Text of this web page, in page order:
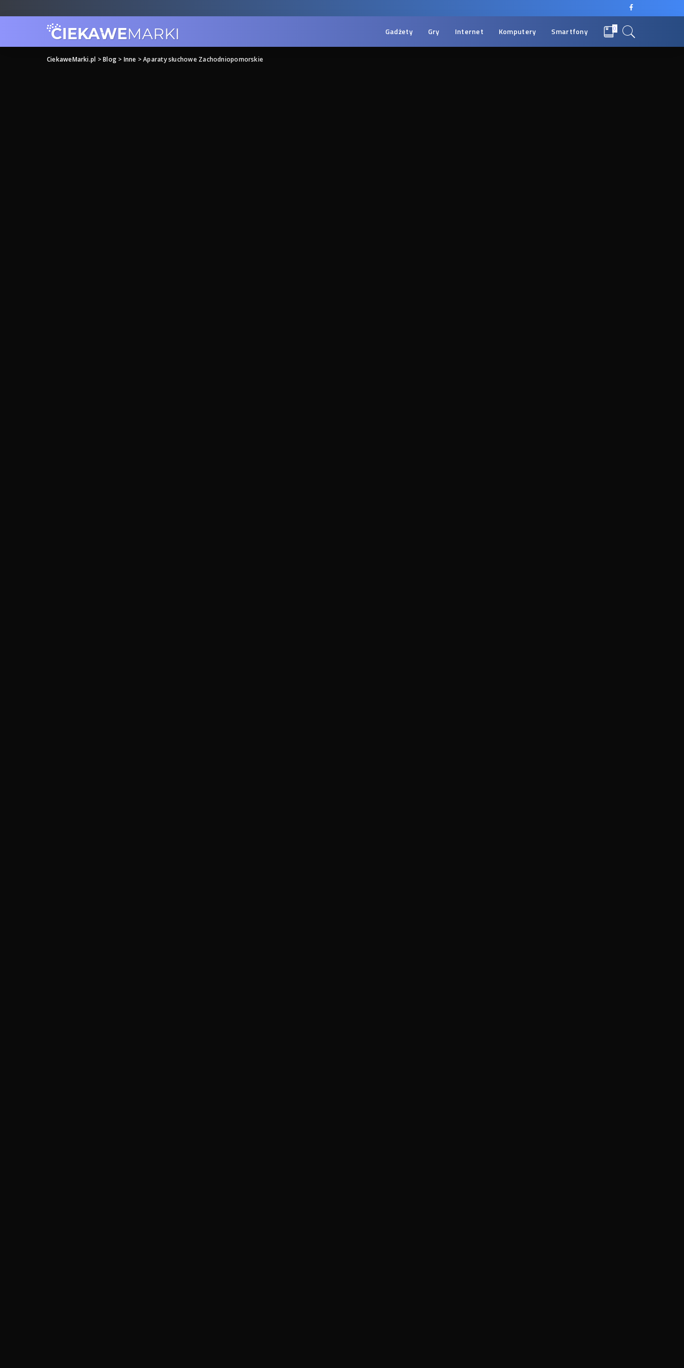
Gadżety Gry Internet Komputery Smartfony 0
CiekaweMarki.pl >Blog> Inne >Aparaty słuchowe Zachodniopomorskie